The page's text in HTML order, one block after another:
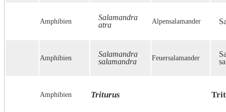
Amphibien
Salamandra
atra
Alpensalamander
Amphibien
Salamandra
salamandra
Feuersalamander
Amphibien Triturus